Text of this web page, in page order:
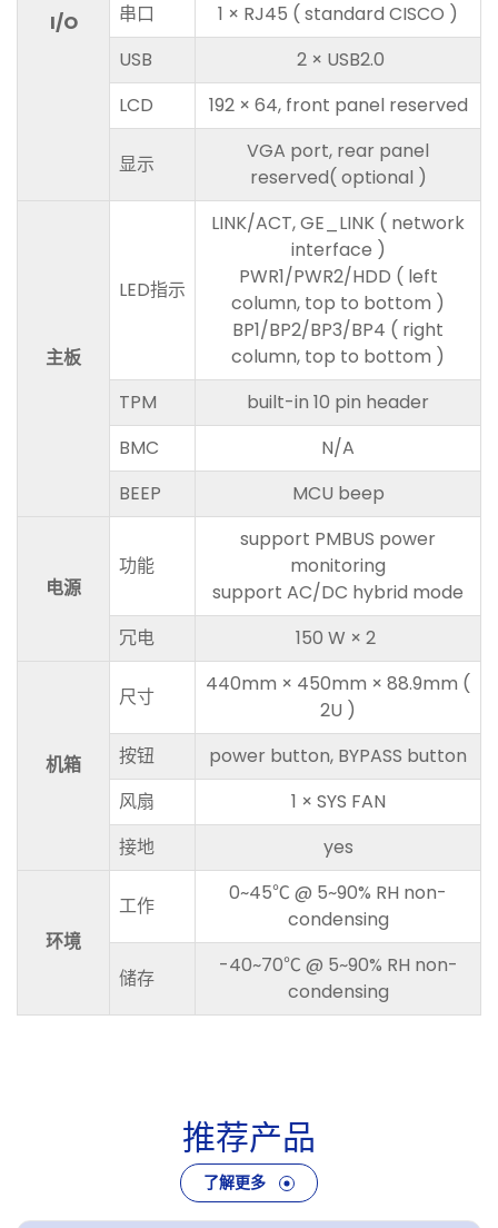
I/O 串口
1 × RJ45 ( standard CISCO )
USB
2 × USB2.0
LCD
192 × 64, front panel reserved
显示
VGA port, rear panel
reserved( optional )
主板
LED指示
LINK/ACT, GE_LINK ( network
interface )
PWR1/PWR2/HDD ( left
column, top to bottom )
BP1/BP2/BP3/BP4 ( right
column, top to bottom )
TPM
built-in 10 pin header
BMC
N/A
BEEP
MCU beep
电源
功能
support PMBUS power
monitoring
support AC/DC hybrid mode
冗电
150 W × 2
机箱
尺寸
440mm × 450mm × 88.9mm (
2U )
按钮
power button, BYPASS button
风扇
1 × SYS FAN
接地
yes
环境
工作
0~45℃ @ 5~90% RH non-
condensing
储存
-40~70℃ @ 5~90% RH non-
condensing
推荐产品
了解更多